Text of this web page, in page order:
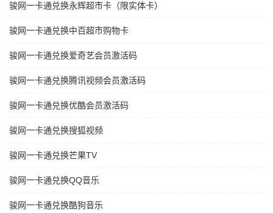
骏网一卡通兑换永辉超市卡（限实体卡）
骏网一卡通兑换中百超市购物卡
骏网一卡通兑换爱奇艺会员激活码
骏网一卡通兑换腾讯视频会员激活码
骏网一卡通兑换优酷会员激活码
骏网一卡通兑换搜狐视频
骏网一卡通兑换芒果TV
骏网一卡通兑换QQ音乐
骏网一卡通兑换酷狗音乐